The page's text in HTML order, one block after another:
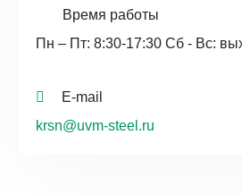
Время работы
Пн – Пт: 8:30-17:30 Сб - Вс:
E-mail
krsn@uvm-steel.ru